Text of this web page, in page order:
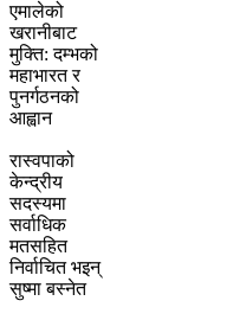
एमालेको
खरानीबाट
मुक्ति: दम्भको
महाभारत र
पुनर्गठनको
आह्वान
रास्वपाको
केन्द्रीय
सदस्यमा
सर्वाधिक
मतसहित
निर्वाचित भइन्
सुष्मा बस्नेत